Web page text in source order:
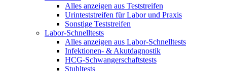
Alles anzeigen aus Teststreifen
Urinteststreifen für Labor und Praxis
Sonstige Teststreifen
Labor-Schnelltests
Alles anzeigen aus Labor-Schnelltests
Infektionen- & Akutdagnostik
HCG-Schwangerschaftstests
Stuhltests